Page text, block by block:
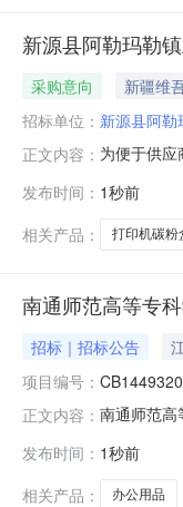
新源县阿勒玛勒
采购意向 新疆维
招标单位： 新源县阿
正文内容： 为便于供
全民体检
办公正常运
发布时间： 1秒前
相关产品：
打印机碳粉
南通师范高等专
招标｜招标公告
项目编号：
正文内容： 南通师范
求：国产
发布时间： 1秒前
相关产品：
办公用品